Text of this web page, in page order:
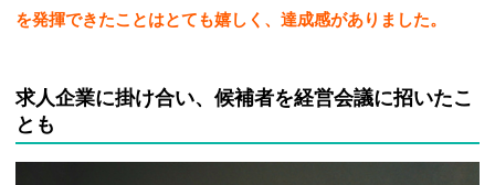
を発揮できたことはとても嬉しく、達成感がありました。
求人企業に掛け合い、候補者を経営会議に招いたこ
とも